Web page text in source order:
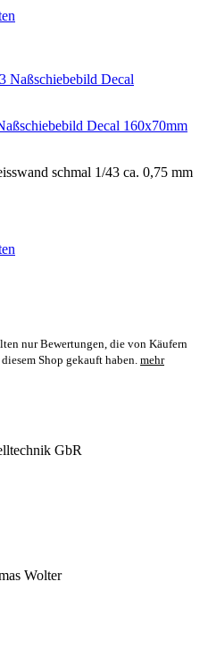
Decal 160x70mm
schmal 1/43 ca. 0,75 mm
nur Bewertungen, die von Käufern
Shop gekauft haben. mehr
GbR
Wolter